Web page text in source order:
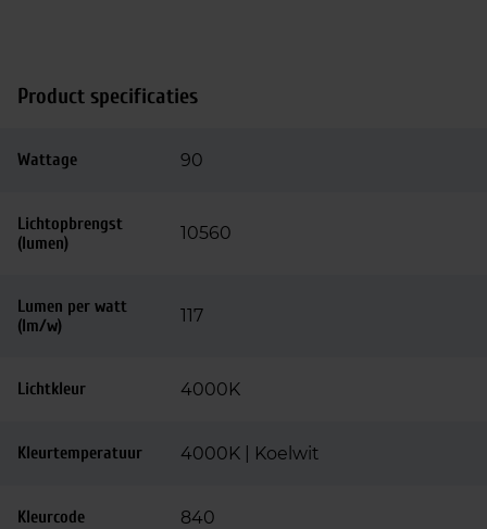
Product specificaties
Wattage 90
Lichtopbrengst
(lumen)
10560
Lumen per watt
(lm/w)
117
Lichtkleur 4000K
Kleurtemperatuur 4000K | Koelwit
Kleurcode 840